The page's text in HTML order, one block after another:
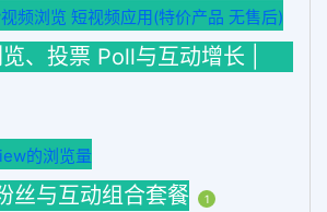
频浏览 短视频应用(特价产品 无售后)
、投票 Poll与互动增长 |
的浏览量
丝与互动组合套餐 1